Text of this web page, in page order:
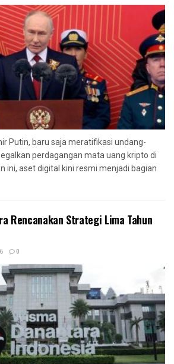
Putin, baru saja meratifikasi undang-
perdagangan mata uang kripto di
ini, aset digital kini resmi menjadi bagian
Rencanakan Strategi Lima Tahun
0